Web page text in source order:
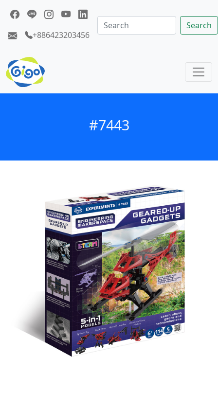
+886423203456
Search
#7443